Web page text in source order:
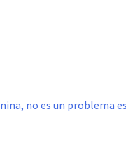
no es un problema